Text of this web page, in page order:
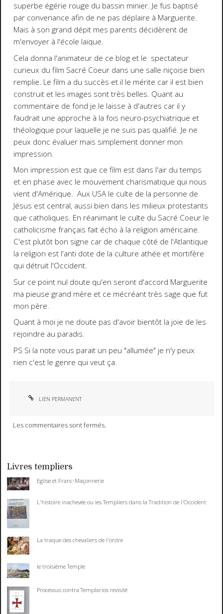
superbe égérie rouge du bassin minier. Je fus baptisé
par convenance afin de ne pas déplaire à Marguerite.
Mais à son grand dépit mes parents décidèrent de
m'envoyer à l'école laïque.
Cela donna l'animateur de ce blog et le spectateur
curieux du film Sacré Coeur dans une salle niçoise bien
remplie. Le film a du succès et il le mérite car il est bien
construit et les images sont très belles. Quant au
commentaire de fond je le laisse à d'autres car il y
faudrait une approche à la fois neuro-psychiatrique et
théologique pour laquelle je ne suis pas qualifié. Je ne
peux donc évaluer mais simplement donner mon
impression.
Mon impression est que ce film est dans l'air du temps
et en phase avec le mouvement charismatique qui nous
vient d'Amérique. Aux USA le culte de la personne de
Jésus est central, aussi bien dans les milieux protestants
que catholiques. En réanimant le culte du Sacré Coeur le
catholicisme français fait écho à la religion américaine.
C'est plutôt bon signe car de chaque côté de l'Atlantique
la religion est l'anti dote de la culture athée et mortifère
qui détruit l'Occident.
Sur ce point nul doute qu'en seront d'accord Marguerite
ma pieuse grand mère et ce mécréant très sage que fut
mon père.
Quant à moi je ne doute pas d'avoir bientôt la joie de les
rejoindre au paradis.
PS Si la note vous parait un peu "allumée" je n'y peux
rien c'est le genre qui veut ça.
LIEN PERMANENT
Les commentaires sont fermés.
Livres templiers
Eglise et Franc-Maçonnerie
L'histoire inachevée ou les Templiers dans la Tradition de l'Occident
La traque des chevaliers de l'ordre
le troisième Temple
Processus contra Templarios revisité